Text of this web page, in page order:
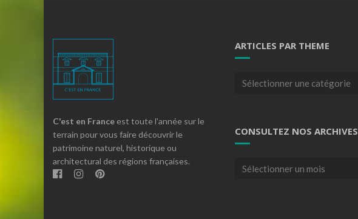
C'est en France est toute l'année sur le
terrain pour vous faire découvrir le
patrimoine naturel, historique ou
architectural des régions françaises.
ARTICLES PAR THEME
Articles
CONSULTEZ NOS ARCHIVES
Consultez